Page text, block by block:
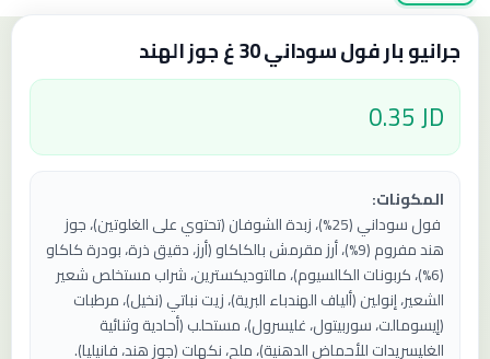
جرانيو بار فول سوداني 30 غ جوز الهند
0.35 JD
المكونات:
فول سوداني (25%)، زبدة الشوفان (تحتوي على الغلوتين)، جوز
هند مفروم (9%)، أرز مقرمش بالكاكاو (أرز، دقيق ذرة، بودرة كاكاو
(6%)، كربونات الكالسيوم)، مالتوديكسترين، شراب مستخلص شعير
الشعير، إنولين (ألياف الهندباء البرية)، زيت نباتي (نخيل)، مرطبات
(إيسومالت، سوربيتول، غليسرول)، مستحلب (أحادية وثنائية
الغليسريدات للأحماض الدهنية)، ملح، نكهات (جوز هند، فانيليا).